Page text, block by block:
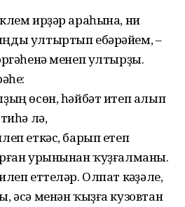
ирҙәр араһына, ни
ултыртып ебәрәйем, –
менеп ултырҙы.
өсөн, һәйбәт итеп алып
лә,
еткәс, барып етеп
урынынан ҡуҙғалманы.
еттеләр. Олпат кәүҙәле,
әсә менән ҡыҙға кузовтан